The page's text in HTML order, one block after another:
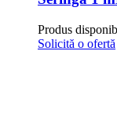
Produs
Solicită o ofertă